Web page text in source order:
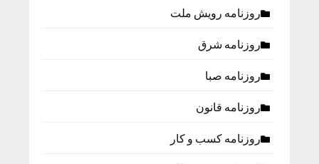
روزنامه رویش ملت
روزنامه شرق
روزنامه صبا
روزنامه قانون
روزنامه كسب و كار